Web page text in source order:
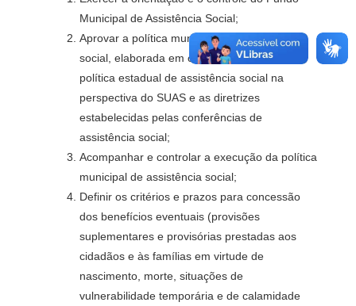
Municipal de Assistência Social;
Aprovar a política municipal de assistência
social, elaborada em consonância com a
política estadual de assistência social na
perspectiva do SUAS e as diretrizes
estabelecidas pelas conferências de
assistência social;
Acompanhar e controlar a execução da política
municipal de assistência social;
Definir os critérios e prazos para concessão
dos benefícios eventuais (provisões
suplementares e provisórias prestadas aos
cidadãos e às famílias em virtude de
nascimento, morte, situações de
vulnerabilidade temporária e de calamidade